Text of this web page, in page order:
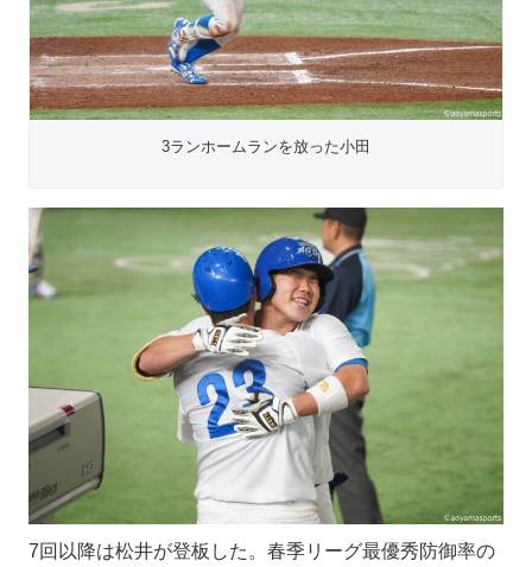
3ランホームランを放った小田
7回以降は松井が登板した。春季リーグ最優秀防御率の